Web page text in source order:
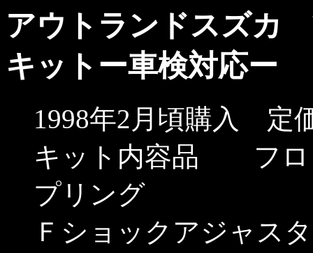
アウトランドスズカ
キットー車検対応ー
1998年2月頃購入 定
キット内容品 フロ
プリング
Ｆショックアジャス